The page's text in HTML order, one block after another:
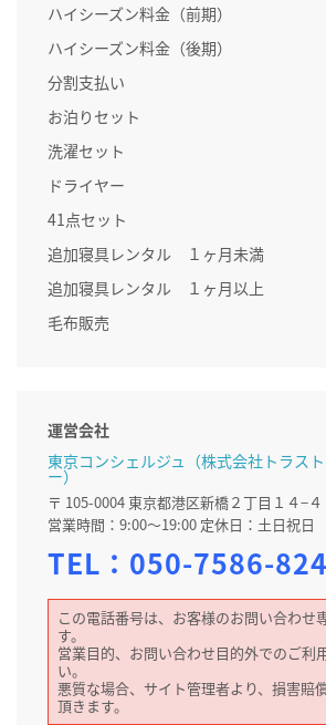
ハイシーズン料金（前期）
ハイシーズン料金（後期）
分割支払い
お泊りセット
洗濯セット
ドライヤー
41点セット
追加寝具レンタル １ヶ月未満
追加寝具レンタル １ヶ月以上
毛布販売
運営会社
東京コンシェルジュ（株式会社トラス
ー）
〒 105-0004 東京都港区新橋２丁目１４−
営業時間：9:00～19:00 定休日：土日祝日
TEL： 050-7586-
この電話番号は、お客様のお問い合わせ
す。
営業目的、お問い合わせ目的外でのご利
い。
悪質な場合、サイト管理者より、損害賠
頂きます。